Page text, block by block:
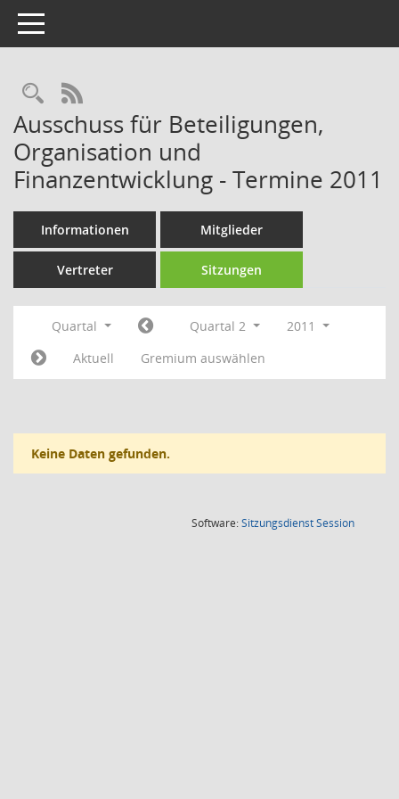
Toggle navigation
Rechercheauswahl
RSS-Feed
Ausschuss für Beteiligungen,
Organisation und
Finanzentwicklung - Termine 2011
Informationen Mitglieder
Vertreter Sitzungen
Quartal Quartal 2
2011
Aktuell
Gremium auswählen
Keine Daten gefunden.
Software:SitzungsdienstSession(Wird in